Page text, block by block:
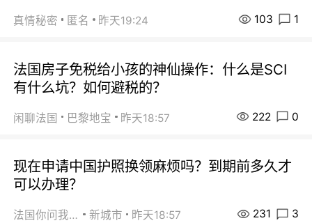
真情秘密 匿名 昨天19:24 103 1
法国房子免税给小孩的神仙操作：什么是SCI
有什么坑？如何避税的？
闲聊法国 巴黎地宝 昨天18:57 222 0
现在申请中国护照换领麻烦吗？到期前多久才
可以办理？
法国你问我答 新城市 昨天18:57 231 3